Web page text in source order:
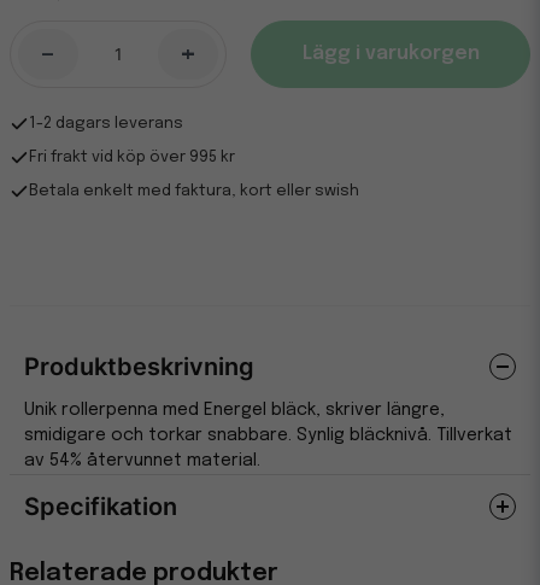
- + Lägg i varukorgen
1-2 dagars leverans
Fri frakt vid köp över 995 kr
Betala enkelt med faktura, kort eller swish
Relaterade produkter
Produktbeskrivning
Unik rollerpenna med Energel bläck, skriver längre,
smidigare och torkar snabbare. Synlig bläcknivå. Tillverkat
av 54% återvunnet material.
Specifikation
Egenskaper